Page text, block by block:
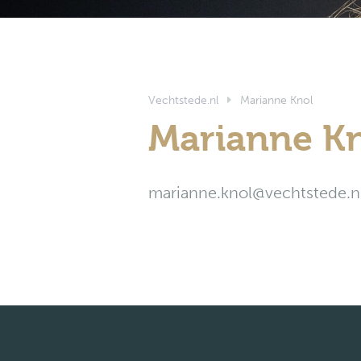
Vechtstede.nl Marianne Knol
Marianne